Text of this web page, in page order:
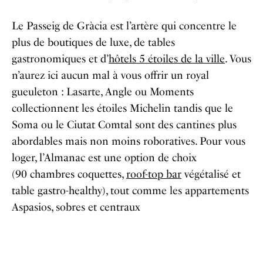
Le Passeig de Gràcia est l’artère qui concentre le
plus de boutiques de luxe, de tables
gastronomiques et d’hôtels 5 étoiles de la ville. Vous
n’aurez ici aucun mal à vous offrir un royal
gueuleton : Lasarte, Angle ou Moments
collectionnent les étoiles Michelin tandis que le
Soma ou le Ciutat Comtal sont des cantines plus
abordables mais non moins roboratives. Pour vous
loger, l’Almanac est une option de choix
(90 chambres coquettes,roof-top barvégétalisé et
table gastro-healthy), tout comme les appartements
Aspasios, sobres et centraux